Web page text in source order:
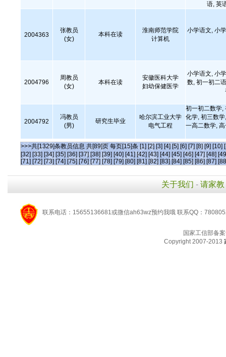
语, 英
2004363
张教员
(女)
本科在读
淮南师范学院
计算机
小学语文, 小
2004796
周教员
(女)
本科在读
安徽医科大学
妇幼保健医学
小学语文, 小
数, 初一初二
2004792
冯教员
(男)
研究生毕业
哈尔滨工业大学
电气工程
初一初二数学,
化学, 初三数
一高二数学,
>>>共[1329]条教员信息 共[89]页 每页[15]条 [1] [2] [3] [4] [5] [6] [7] [8] [9] [10]
[32] [33] [34] [35] [36] [37] [38] [39] [40] [41] [42] [43] [44] [45] [46] [47] [48]
[71] [72] [73] [74] [75] [76] [77] [78] [79] [80] [81] [82] [83] [84] [85] [86] [87]
关于我们 - 请家教
联系电话：15655136681或微信ah63wz预约我哦 联系QQ：
国家工信部备
Copyright 2007-2013